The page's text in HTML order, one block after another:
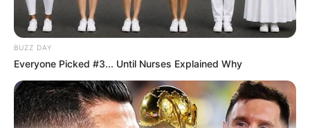
BUZZ DAY
Everyone Picked #3... Until Nurses Explained Why